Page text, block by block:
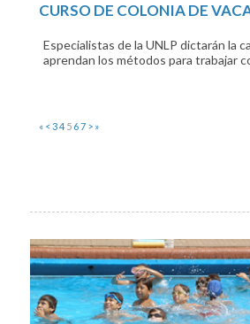
CURSO DE COLONIA DE
Especialistas de la UNLP dictarán la
aprendan los métodos para trabajar
« <34 5 67 > »